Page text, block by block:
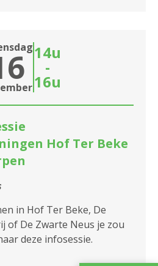
14u
-
16u
Hof Ter Beke
in Hof Ter Beke, De
of De Zwarte Neus je zou
deze infosessie.